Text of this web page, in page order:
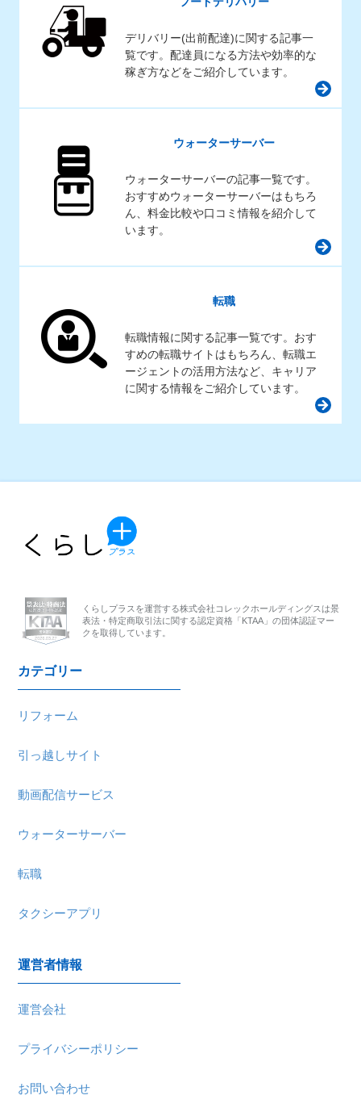
デリバリー(出前配達)に関する記事一
覧です。配達員になる方法や効率的な
稼ぎ方などをご紹介しています。
ウォーターサーバー
ウォーターサーバーの記事一覧です。
おすすめウォーターサーバーはもちろ
ん、料金比較や口コミ情報を紹介して
います。
転職
転職情報に関する記事一覧です。おす
すめの転職サイトはもちろん、転職エ
ージェントの活用方法など、キャリア
に関する情報をご紹介しています。
くらしプラスを運営する株式会社コレックホールディングスは景
表法・特定商取引法に関する認定資格「KTAA」の団体認証マー
クを取得しています。
運営者情報
運営会社
プライバシーポリシー
お問い合わせ
カテゴリー
リフォーム
引っ越しサイト
動画配信サービス
ウォーターサーバー
転職
タクシーアプリ